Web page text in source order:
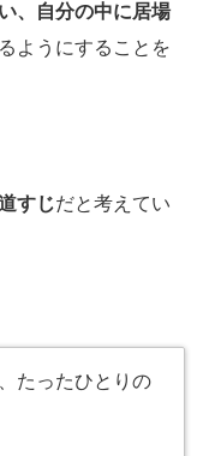
、自分の中に居場
ようにすることを
すじだと考えてい
たったひとりの